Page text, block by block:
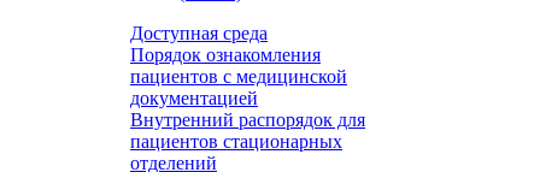
Доступная среда
Порядок ознакомления
пациентов с медицинской
документацией
Внутренний распорядок для
пациентов стационарных
отделений